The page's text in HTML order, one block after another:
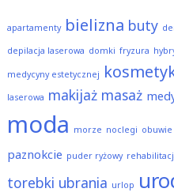
apartamenty bielizna buty
depilacja laserowa domki fryzura
medycyny estetycznej
laserowa makijaż masaż
moda morze noclegi obuwie
paznokcie puder ryżowy
torebki ubrania urlop